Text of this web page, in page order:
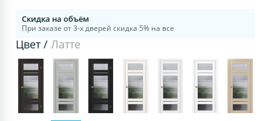
Скидка на объём
При заказе от 3-х дверей скидка 5% на все
Цвет /Латте